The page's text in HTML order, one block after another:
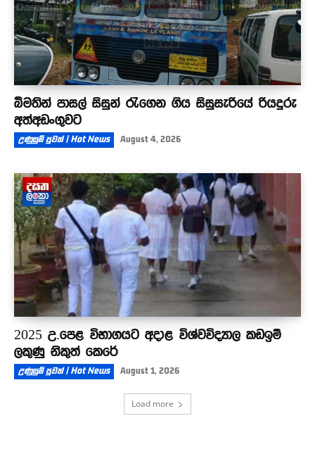
බීමතින් පාසල් සිසුන් රැගෙන ගිය සිසුසැරියේ රියදුරු
අත්අඩංගුවට
උණුසුම් පුවත් | Hot News August 4, 2026
2025 උ.පෙළ විභාගයට අදාළ විශ්වවිද්‍යාල කඩඉම්
ලකුණු නිකුත් කෙරේ
උණුසුම් පුවත් | Hot News August 1, 2026
Load more